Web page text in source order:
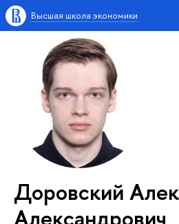
Высшая школа экономики
Доровский
Александрович